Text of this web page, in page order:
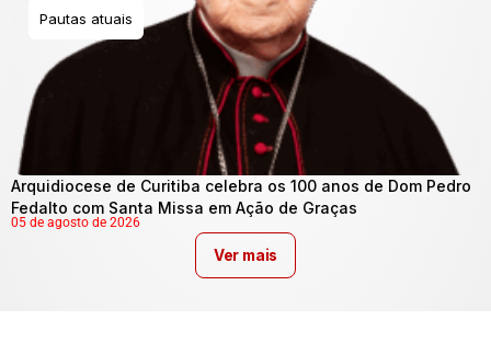
Pautas atuais
Arquidiocese de Curitiba celebra os 100 anos de Dom Pedro
Fedalto com Santa Missa em Ação de Graças
05 de agosto de 2026
Ver mais